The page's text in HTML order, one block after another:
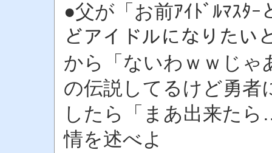
●父が「お前ｱｲﾄﾞﾙﾏｽﾀ
どアイドルになりたい
から「ないわｗｗじゃ
の伝説してるけど勇者
したら「まあ出来た
情を述べよ